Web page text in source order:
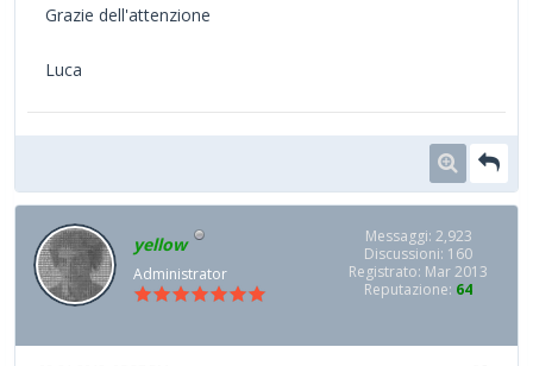
Grazie dell'attenzione
Luca
yellow
Administrator
Messaggi: 2,923
Discussioni: 160
Registrato: Mar 2013
Reputazione: 64